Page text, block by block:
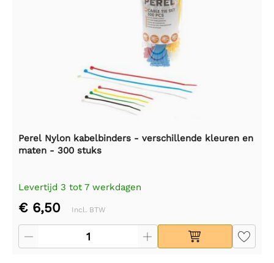
Perel Nylon kabelbinders - verschillende kleuren en
maten - 300 stuks
Levertijd 3 tot 7 werkdagen
€ 6,50 Incl. BTW